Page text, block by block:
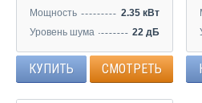
Мощность
2.35 кВт
Уровень шума
22 дБ
КУПИТЬ СМОТРЕТЬ